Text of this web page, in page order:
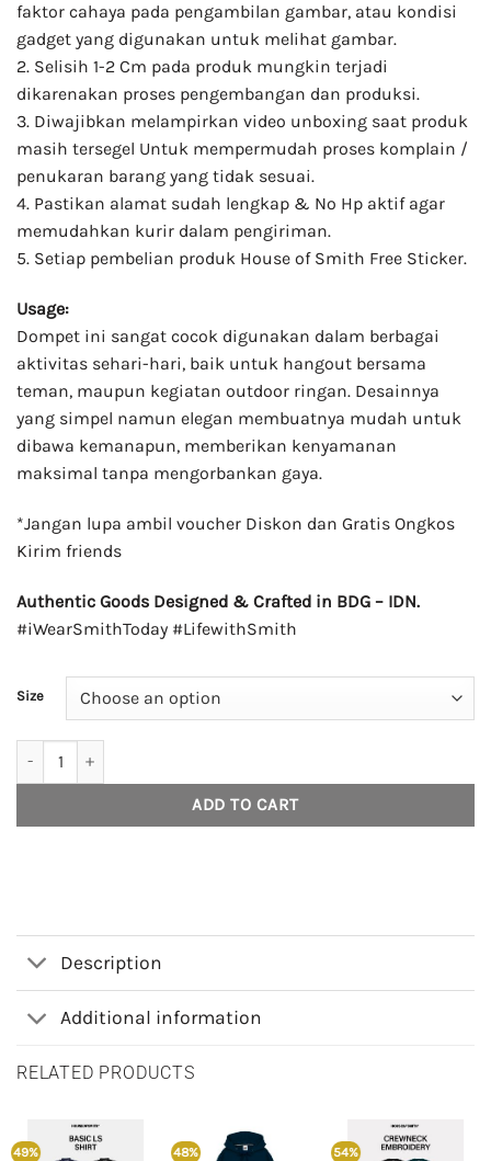
faktor cahaya pada pengambilan gambar, atau kondisi
gadget yang digunakan untuk melihat gambar.
2. Selisih 1-2 Cm pada produk mungkin terjadi
dikarenakan proses pengembangan dan produksi.
3. Diwajibkan melampirkan video unboxing saat produk
masih tersegel Untuk mempermudah proses komplain /
penukaran barang yang tidak sesuai.
4. Pastikan alamat sudah lengkap & No Hp aktif agar
memudahkan kurir dalam pengiriman.
5. Setiap pembelian produk House of Smith Free Sticker.
Usage:
Dompet ini sangat cocok digunakan dalam berbagai
aktivitas sehari-hari, baik untuk hangout bersama
teman, maupun kegiatan outdoor ringan. Desainnya
yang simpel namun elegan membuatnya mudah untuk
dibawa kemanapun, memberikan kenyamanan
maksimal tanpa mengorbankan gaya.
*Jangan lupa ambil voucher Diskon dan Gratis Ongkos
Kirim friends
Authentic Goods Designed & Crafted in BDG – IDN.
#iWearSmithToday #LifewithSmith
Size
ADD TO CART
Description
Additional information
RELATED PRODUCTS
49% 48% 54%